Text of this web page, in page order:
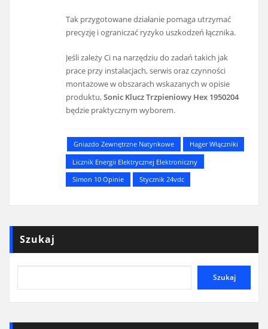
Tak przygotowane działanie pomaga utrzymać
precyzję i ograniczać ryzyko uszkodzeń łącznika.
Jeśli zależy Ci na narzędziu do zadań takich jak
prace przy instalacjach, serwis oraz czynności
montażowe w obszarach wskazanych w opisie
produktu,Sonic Klucz Trzpieniowy Hex 1950204
będzie praktycznym wyborem.
Gniazdo Zewnętrzne Natynkowe
Hager Włączniki
Licznik Energii Elektrycznej Elektroniczny
Simon 10 Opinie
Stycznik 24vdc
Szukaj
Szukaj